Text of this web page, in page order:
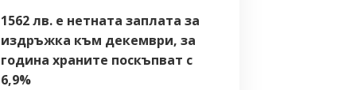
1562 лв. е нетната заплата за
издръжка към декември, за
година храните поскъпват с
6,9%